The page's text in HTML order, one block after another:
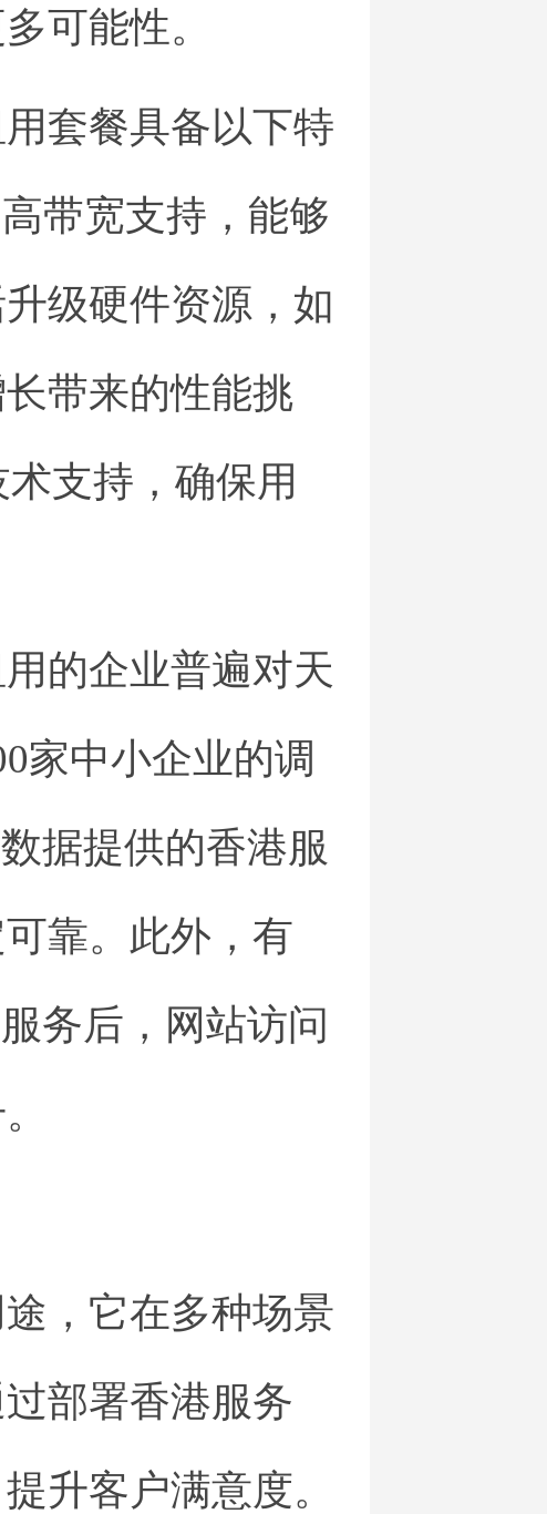
可能性。
套餐具备以下特
带宽支持，能够
级硬件资源，如
带来的性能挑
支持，确保用
的企业普遍对天
家中小企业的调
据提供的香港服
靠。此外，有
务后，网站访问
，它在多种场景
部署香港服务
升客户满意度。